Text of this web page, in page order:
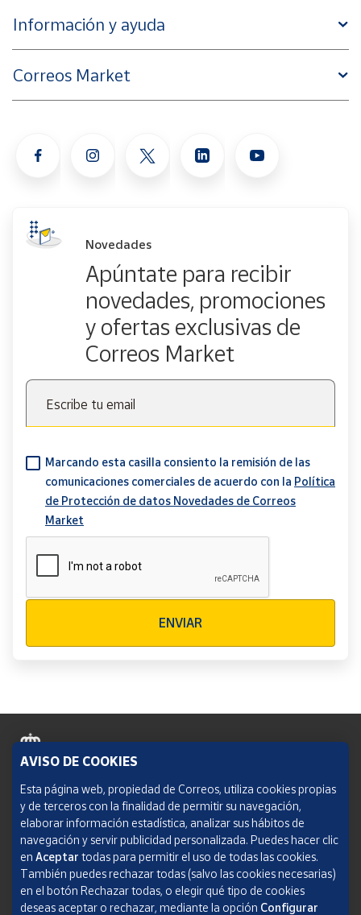
Información y ayuda
Correos Market
Novedades
Apúntate para recibir
novedades, promociones
y ofertas exclusivas de
Correos Market
Escribe tu email
Marcando esta casilla consiento la remisión de las
comunicaciones comerciales de acuerdo con la Política
de Protección de datos Novedades de Correos
Market
ENVIAR
Política de cookies
Aviso legal
Condiciones del servicio
Política de Privacidad Web
AVISO DE COOKIES
Esta página web, propiedad de Correos, utiliza cookies propias
y de terceros con la finalidad de permitir su navegación,
elaborar información estadística, analizar sus hábitos de
navegación y servir publicidad personalizada. Puedes hacer clic
en Aceptar todas para permitir el uso de todas las cookies.
También puedes rechazar todas (salvo las cookies necesarias)
en el botón Rechazar todas, o elegir qué tipo de cookies
deseas aceptar o rechazar, mediante la opción Configurar